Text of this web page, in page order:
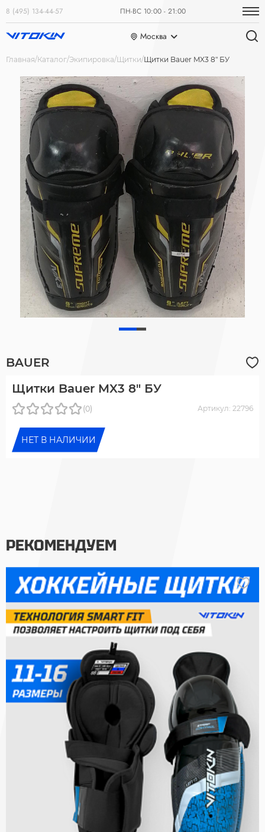
8 (495) 134-44-57 ПН-ВС 10:00 - 21:00
Москва
Главная Каталог Экипировка Щитки Щитки Bauer MX3 8" БУ
BAUER
Щитки Bauer MX3 8" БУ
(0) Артикул: 22796
НЕТ В НАЛИЧИИ
РЕКОМЕНДУЕМ